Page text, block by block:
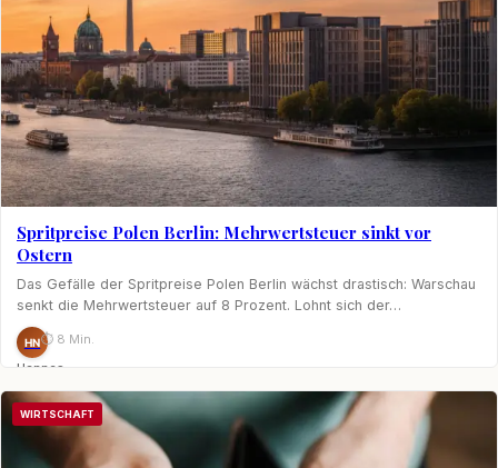
Spritpreise Polen Berlin: Mehrwertsteuer sinkt vor
Ostern
Das Gefälle der Spritpreise Polen Berlin wächst drastisch: Warschau
senkt die Mehrwertsteuer auf 8 Prozent. Lohnt sich der…
HN
Hannes
Nagel
⏱ 8 Min.
WIRTSCHAFT